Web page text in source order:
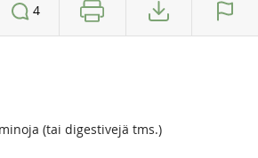
4
(tai digestivejä tms.)